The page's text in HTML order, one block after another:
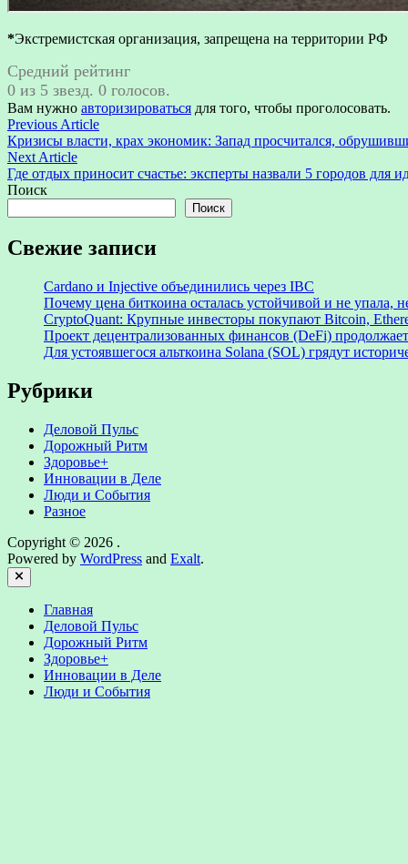
*Экстремистская организация, запрещена на территории РФ
Средний рейтинг
0 из 5 звезд. 0 голосов.
Вам нужно авторизироваться для того, чтобы проголосовать.
Навигация
по
записям
Previous ArticlePrevious
article:
Кризисы власти, крах экономик: Запад просчитался,
Next ArticleNext
article:
Где отдых приносит счастье: эксперты назвали 5 городов для
Поиск
Поиск
Свежие записи
Cardano и Injective объединились через IBC
Почему цена биткоина осталась устойчивой и не упала,
CryptoQuant: Крупные инвесторы покупают Bitcoin,
Проект децентрализованных финансов (DeFi)
Для устоявшегося альткоина Solana (SOL) грядут
Рубрики
Деловой Пульс
Дорожный Ритм
Здоровье+
Инновации в Деле
Люди и События
Разное
Copyright © 2026 .
Powered by WordPress and Exalt.
Close
Главная
Деловой Пульс
Дорожный Ритм
Здоровье+
Инновации в Деле
Люди и События